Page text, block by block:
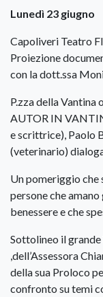
Lunedì 23 giugno
Capoliveri Teatro
Proiezione
con la dott.ssa
P.zza della Vantina
AUTOR IN
e scrittrice), Paolo
(veterinario)
Un pomeriggio
persone che
benessere e che
Sottolineo il
,dell’Assessora
della sua Proloco
confronto su temi